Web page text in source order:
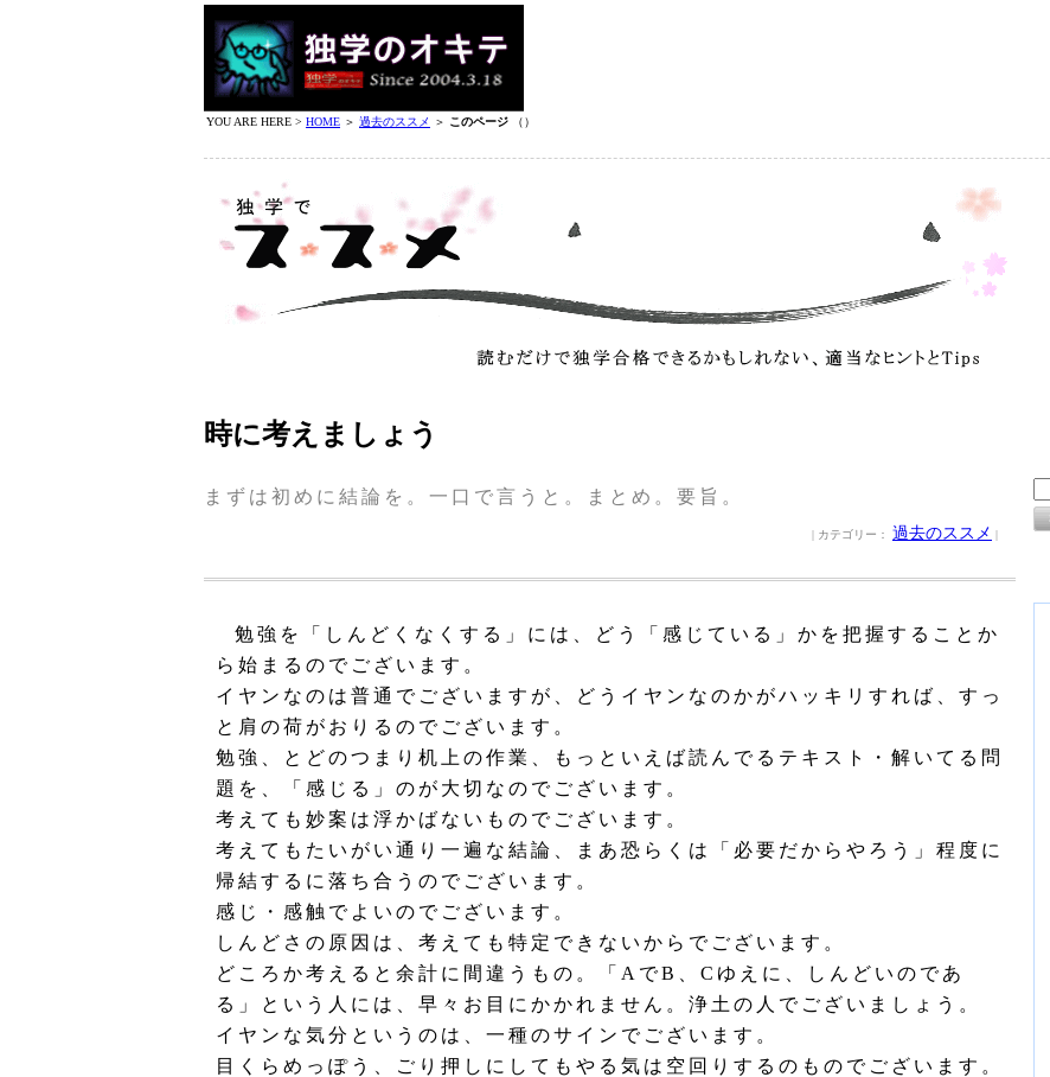
YOU ARE HERE > HOME ＞ 過去のススメ ＞ このページ （）
時に考えましょう
まずは初めに結論を。一口で言うと。まとめ。要旨。
| カテゴリー： 過去のススメ |
勉強を「しんどくなくする」には、どう「感じている」かを把握することか
ら始まるのでございます。
イヤンなのは普通でございますが、どうイヤンなのかがハッキリすれば、すっ
と肩の荷がおりるのでございます。
勉強、とどのつまり机上の作業、もっといえば読んでるテキスト・解いてる問
題を、「感じる」のが大切なのでございます。
考えても妙案は浮かばないものでございます。
考えてもたいがい通り一遍な結論、まあ恐らくは「必要だからやろう」程度に
帰結するに落ち合うのでございます。
感じ・感触でよいのでございます。
しんどさの原因は、考えても特定できないからでございます。
どころか考えると余計に間違うもの。「AでB、Cゆえに、しんどいのであ
る」という人には、早々お目にかかれません。浄土の人でございましょう。
イヤンな気分というのは、一種のサインでございます。
目くらめっぽう、ごり押しにしてもやる気は空回りするのものでございます。